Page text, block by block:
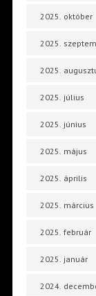
2025. október
2025.
2025.
2025. július
2025. június
2025. május
2025. április
2025. március
2025. február
2025. január
2024.